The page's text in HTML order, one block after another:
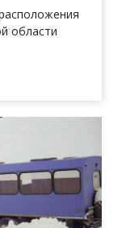
области